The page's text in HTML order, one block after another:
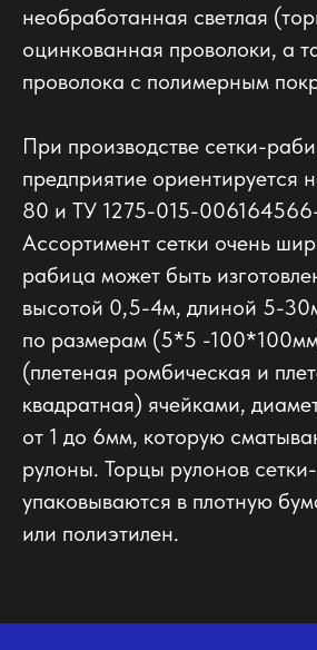
необработанная светлая
оцинкованная проволоки, а
проволока с полимерным
При производстве сетки-
предприятие
80 и ТУ 1275-015-
Ассортимент сетки очень
рабица может быть
высотой 0,5-4м, длиной 5-
по размерам (5*5 -
(плетеная ромбическая и
квадратная) ячейками,
от 1 до 6мм, которую
рулоны. Торцы рулонов
упаковываются в плотную
или полиэтилен.